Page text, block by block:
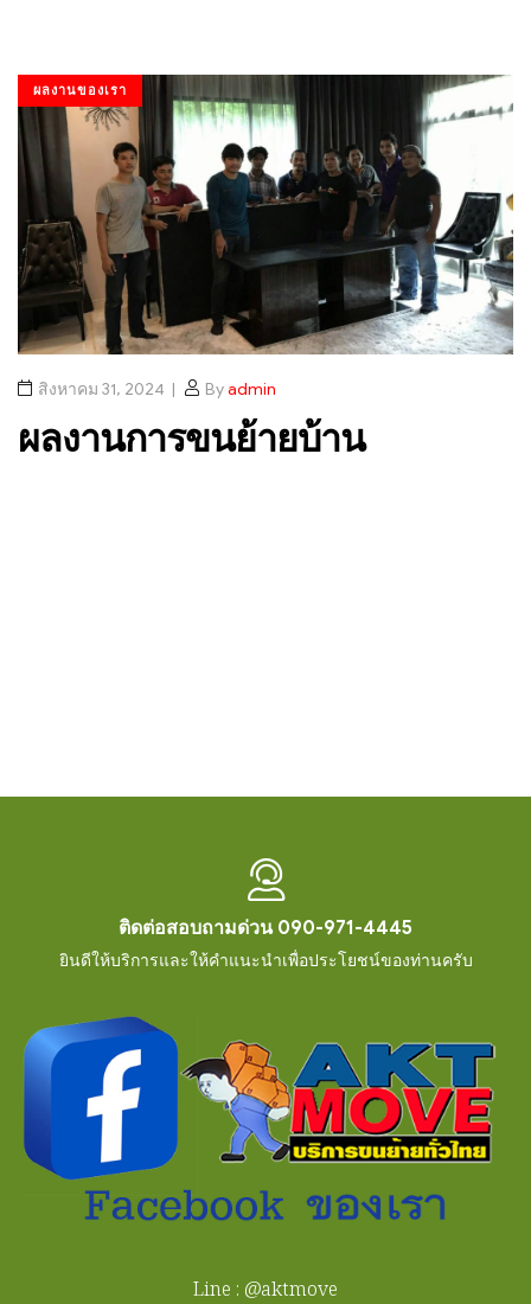
ผลงานของเรา
สิงหาคม 31, 2024 Byadmin
ผลงานการขนย้ายบ้าน
ติดต่อสอบถามด่วน 090-971-4445
ยินดีให้บริการและให้คำแนะนำเพื่อประโยชน์ของท่านครับ
Line : @aktmove